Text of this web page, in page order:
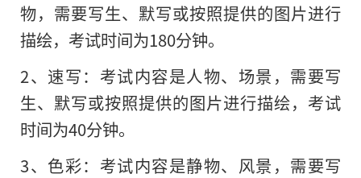
物，需要写生、默写或按照提供的图片进行
描绘，考试时间为180分钟。
2、速写：考试内容是人物、场景，需要写
生、默写或按照提供的图片进行描绘，考试
时间为40分钟。
3、色彩：考试内容是静物、风景，需要写